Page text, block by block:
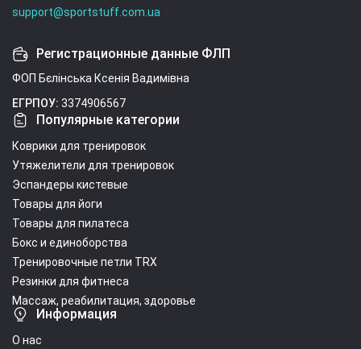
support@sportstuff.com.ua
Регистрационные данные ФЛП
ФОП Бєлінська Ксенія Вадимівна
ЕГРПОУ: 3374906567
Популярные категории
Коврики для тренировок
Утяжелители для тренировок
Эспандеры кистевые
Товары для йоги
Товары для пилатеса
Бокс и единоборства
Тренировочные петли TRX
Резинки для фитнеса
Массаж, реабилитация, здоровье
Информация
О нас